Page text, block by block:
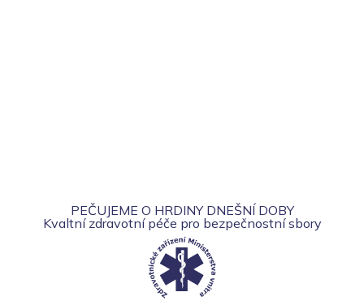
PEČUJEME O HRDINY DNEŠNÍ DOBY
Kvaltní zdravotní péče pro bezpečnostní sbory